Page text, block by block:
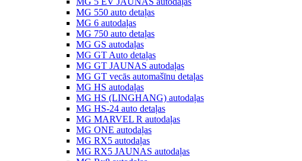
MG 550 auto detaļas
MG 6 autodaļas
MG 750 auto detaļas
MG GS autodaļas
MG GT Auto detaļas
MG GT JAUNAS autodaļas
MG GT vecās automašīnu detaļas
MG HS autodaļas
MG HS (LINGHANG) autodaļas
MG HS-24 auto detaļas
MG MARVEL R autodaļas
MG ONE autodaļas
MG RX5 autodaļas
MG RX5 JAUNAS autodaļas